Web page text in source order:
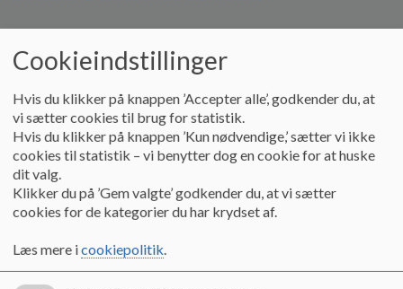
Skolebestyrelsens årsplan 2020-21.pdf
SB-møde 19082020.pdf
SB-møde 10092020.pdf
SB-møde 26102020.pdf
Cookieindstillinger
Hvis du klikker på knappen ’Accepter alle’, godkender du, at
vi sætter cookies til brug for statistik.
Hvis du klikker på knappen ’Kun nødvendige,’ sætter vi ikke
cookies til statistik – vi benytter dog en cookie for at huske
dit valg.
Klikker du på ’Gem valgte’ godkender du, at vi sætter
cookies for de kategorier du har krydset af.
Læs mere icookiepolitik.